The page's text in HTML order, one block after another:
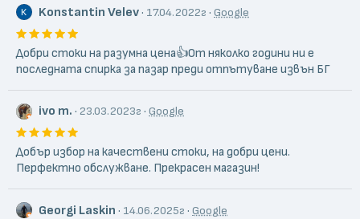
Konstantin Velev· 17.04.2022г · Google
Добри стоки на разумна цена👍От няколко години ни е
последната спирка за пазар преди отпътуване извън БГ
ivo m. · 23.03.2023г · Google
Добър избор на качествени стоки, на добри цени.
Перфектно обслужване. Прекрасен магазин!
Georgi Laskin · 14.06.2025г · Google